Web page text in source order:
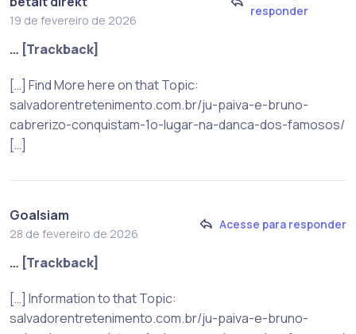
19 de fevereiro de 2026
responder
… [Trackback]
[…] Find More here on that Topic:
salvadorentretenimento.com.br/ju-paiva-e-bruno-
cabrerizo-conquistam-1o-lugar-na-danca-dos-famosos/
[…]
Goalsiam
28 de fevereiro de 2026
Acesse para responder
… [Trackback]
[…] Information to that Topic:
salvadorentretenimento.com.br/ju-paiva-e-bruno-